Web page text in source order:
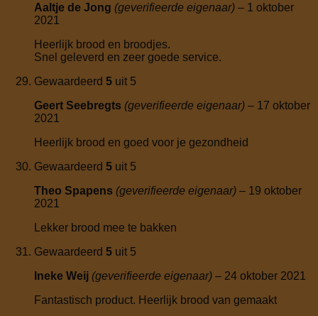
Aaltje de Jong (geverifieerde eigenaar) – 1 oktober
2021
Heerlijk brood en broodjes.
Snel geleverd en zeer goede service.
Gewaardeerd 5 uit 5
Geert Seebregts (geverifieerde eigenaar) – 17 oktober
2021
Heerlijk brood en goed voor je gezondheid
Gewaardeerd 5 uit 5
Theo Spapens (geverifieerde eigenaar) – 19 oktober
2021
Lekker brood mee te bakken
Gewaardeerd 5 uit 5
Ineke Weij (geverifieerde eigenaar) – 24 oktober 2021
Fantastisch product. Heerlijk brood van gemaakt